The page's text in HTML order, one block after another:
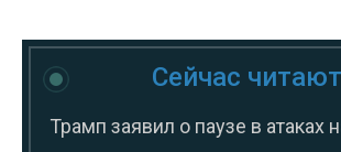
Сейчас читают
Трамп заявил о паузе в атаках